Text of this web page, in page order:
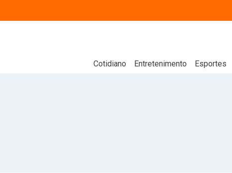
Cotidiano Entretenimento Esportes